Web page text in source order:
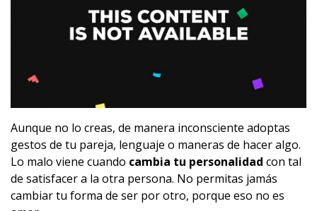
Aunque no lo creas, de manera inconsciente adoptas
gestos de tu pareja, lenguaje o maneras de hacer algo.
Lo malo viene cuando cambia tu personalidad con tal
de satisfacer a la otra persona. No permitas jamás
cambiar tu forma de ser por otro, porque eso no es